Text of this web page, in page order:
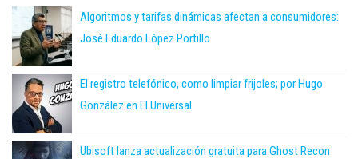
Algoritmos y tarifas dinámicas afectan a consumidores:
José Eduardo López Portillo
El registro telefónico, como limpiar frijoles; por Hugo
González en El Universal
Ubisoft lanza actualización gratuita para Ghost Recon